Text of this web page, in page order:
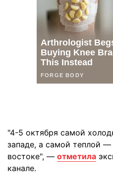
"4-5 октября самой
западе, а самой теплой
востоке", — отметила
канале.